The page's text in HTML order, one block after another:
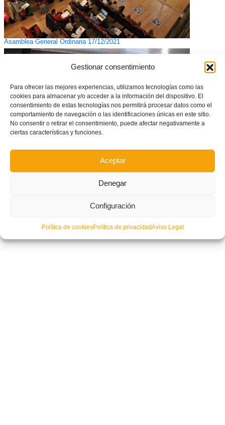
Gestionar consentimiento
Para ofrecer las mejores experiencias, utilizamos tecnologías como las
cookies para almacenar y/o acceder a la información del dispositivo. El
consentimiento de estas tecnologías nos permitirá procesar datos como el
comportamiento de navegación o las identificaciones únicas en este sitio.
No consentir o retirar el consentimiento, puede afectar negativamente a
ciertas características y funciones.
Aceptar
Denegar
Configuración
Política de cookiesPolítica de privacidadAviso Legal
Asamblea General Ordinaria 17/12/2021
Asamblea General Extraordinaria 28/06/2024